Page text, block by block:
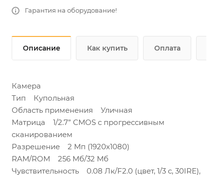
Гарантия на оборудование!
Описание Как купить Оплата
Камера
Тип Купольная
Область применения Уличная
Матрица 1/2.7” CMOS с прогрессивным
сканированием
Разрешение 2 Мп (1920х1080)
RAM/ROM 256 Mб/32 Mб
Чувствительность 0.08 Лк/F2.0 (цвет, 1/3 с, 30IRE),